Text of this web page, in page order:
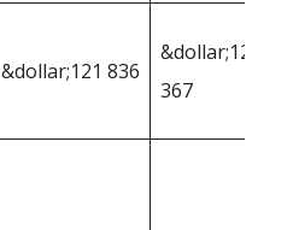
&dollar;121 836
&dollar;122
367